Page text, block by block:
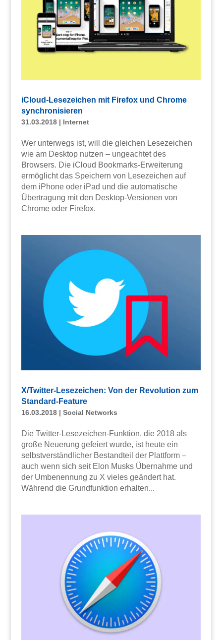
iCloud-Lesezeichen mit Firefox und Chrome
synchronisieren
31.03.2018| Internet
Wer unterwegs ist, will die gleichen Lesezeichen
wie am Desktop nutzen – ungeachtet des
Browsers. Die iCloud Bookmarks-Erweiterung
ermöglicht das Speichern von Lesezeichen auf
dem iPhone oder iPad und die automatische
Übertragung mit den Desktop-Versionen von
Chrome oder Firefox.
X/Twitter-Lesezeichen: Von der Revolution zum
Standard-Feature
16.03.2018| Social Networks
Die Twitter-Lesezeichen-Funktion, die 2018 als
große Neuerung gefeiert wurde, ist heute ein
selbstverständlicher Bestandteil der Plattform –
auch wenn sich seit Elon Musks Übernahme und
der Umbenennung zu X vieles geändert hat.
Während die Grundfunktion erhalten...